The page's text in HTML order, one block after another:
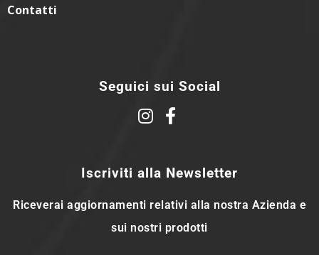
Contatti
Seguici sui Social
Iscriviti alla Newsletter
Riceverai aggiornamenti relativi alla nostra Azienda e
sui nostri prodotti